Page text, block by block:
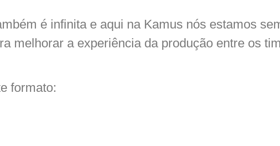
é infinita e aqui na Kamus nós estamos
melhorar a experiência da produção entre os
formato: